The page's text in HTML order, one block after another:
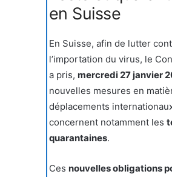
en Suisse
En Suisse, afin de lutter
l’importation du virus, le
a pris, mercredi 27 janvier
nouvelles mesures en
déplacements
concernent notamment les
quarantaines.
Ces nouvelles obligations